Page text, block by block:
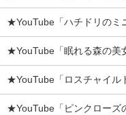
★YouTube「ハチドリのミ
★YouTube「眠れる森の美
★YouTube「ロスチャイル
★YouTube「ピンクローズ